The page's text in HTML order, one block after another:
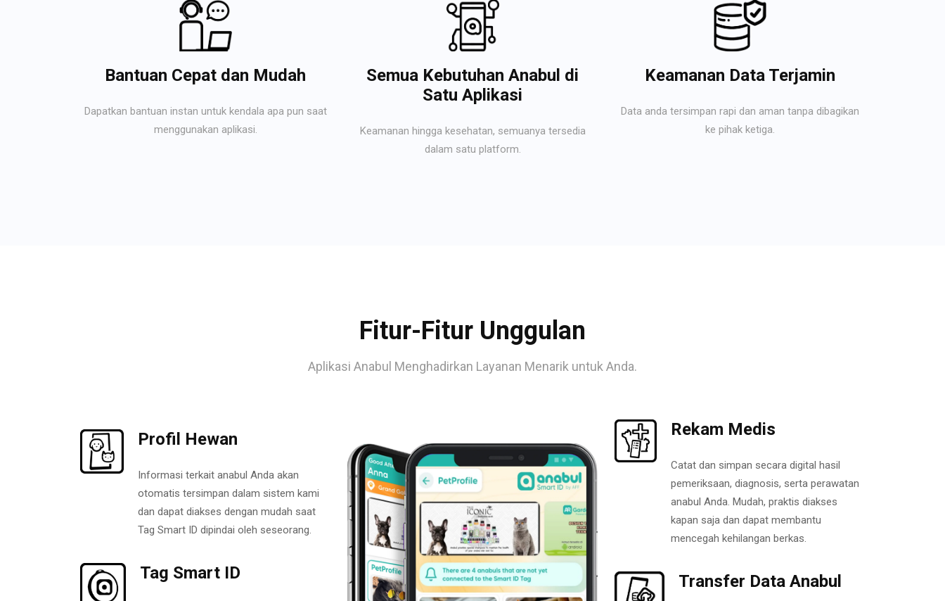
Bantuan Cepat dan Mudah
Dapatkan bantuan instan untuk kendala apa pun saat
menggunakan aplikasi.
Semua Kebutuhan Anabul di
Satu Aplikasi
Keamanan hingga kesehatan, semuanya tersedia
dalam satu platform.
Keamanan Data Terjamin
Data anda tersimpan rapi dan aman tanpa dibagikan
ke pihak ketiga.
Fitur-Fitur Unggulan
Aplikasi Anabul Menghadirkan Layanan Menarik untuk Anda.
Profil Hewan
Informasi terkait anabul Anda akan
otomatis tersimpan dalam sistem kami
dan dapat diakses dengan mudah saat
Tag Smart ID dipindai oleh seseorang.
Tag Smart ID
Rekam Medis
Catat dan simpan secara digital hasil
pemeriksaan, diagnosis, serta perawatan
anabul Anda. Mudah, praktis diakses
kapan saja dan dapat membantu
mencegah kehilangan berkas.
Transfer Data Anabul